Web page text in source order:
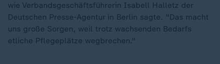
wie Verbandsgeschäftsführerin Isabell Halletz der
Deutschen Presse-Agentur in Berlin sagte. "Das macht
uns große Sorgen, weil trotz wachsenden Bedarfs
etliche Pflegeplätze wegbrechen."